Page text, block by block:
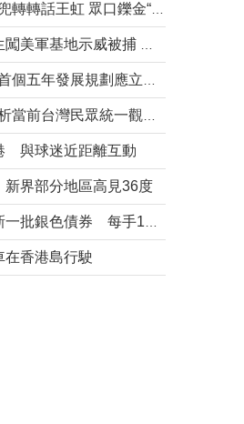
與球迷近距離互動
界部分地區高見36度
在香港島行駛